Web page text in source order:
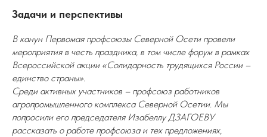
Задачи и перспективы
В канун Первомая профсоюзы Северной Осети провели
мероприятия в честь праздника, в том числе форум в рамках
Всероссийской акции «Солидарность трудящихся России –
единство страны».
Среди активных участников – профсоюз работников
агропромышленного комплекса Северной Осетии. Мы
попросили его председателя Изабеллу ДЗАГОЕВУ
рассказать о работе профсоюза и тех предложениях,